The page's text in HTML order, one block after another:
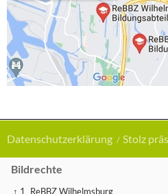
Datenschutzerklärung Stolz
Bildrechte
↑ 1 ReBBZ Wilhelmsburg